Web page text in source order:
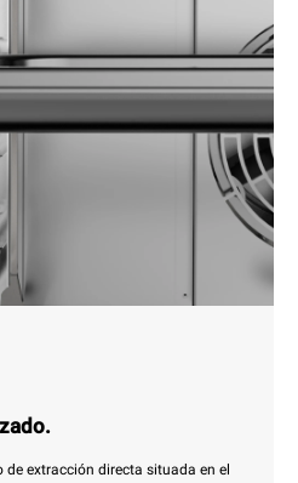
extracción directa situada en el